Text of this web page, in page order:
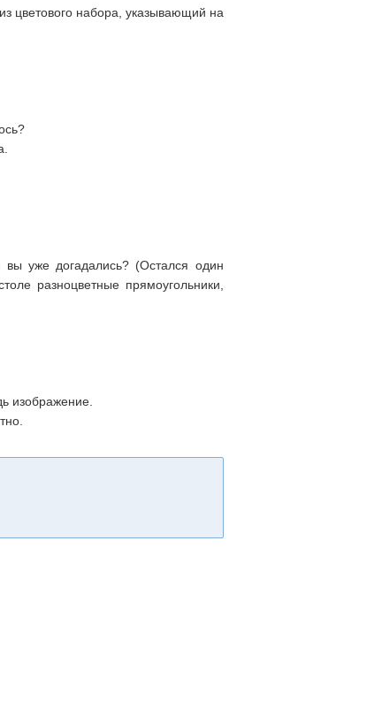
цветового набора, указывающий на
уже догадались? (Остался один
разноцветные прямоугольники,
изображение.